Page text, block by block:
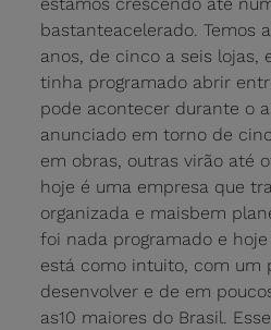
estamos crescendo até
bastanteacelerado. Temos
anos, de cinco a seis lojas,
tinha programado abrir
pode acontecer durante o
anunciado em torno de
em obras, outras virão até
hoje é uma empresa que
organizada e maisbem
foi nada programado e
está como intuito, com um
desenvolver e de em
as10 maiores do Brasil.